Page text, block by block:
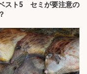
スト5 セミが要注意の